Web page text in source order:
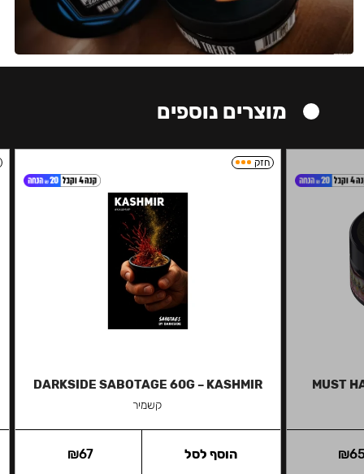
מוצרים נוספים
MUST
₪
חזק
DARKSIDE SABOTAGE 60G – KASHMIR
קשמיר
₪67 הוסף לסל